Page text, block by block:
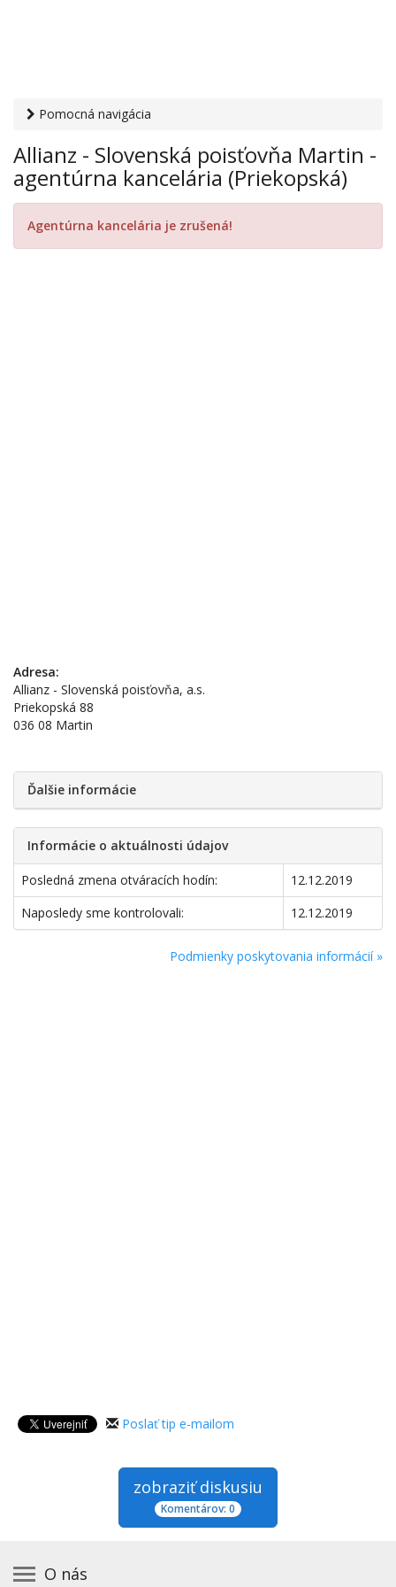
Pomocná navigácia
Slovenská poisťovňa Martin - agentúrna kancelária
(Priekopská)
Allianz - Slovenská poisťovňa Martin -
agentúrna kancelária (Priekopská)
Agentúrna kancelária je zrušená!
Adresa:
Allianz - Slovenská poisťovňa, a.s.
Priekopská 88
036 08 Martin
Ďalšie informácie
Informácie o aktuálnosti údajov
Posledná zmena otváracích hodín:
12.12.2019
Naposledy sme kontrolovali:
12.12.2019
Podmienky poskytovania informácií »
Poslať tip e-mailom
zobraziť diskusiu
Komentárov: 0
O nás